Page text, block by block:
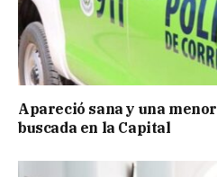
Apareció sana y una
buscada en la Capital